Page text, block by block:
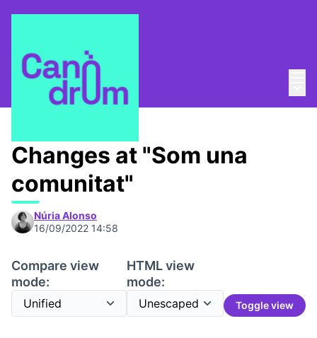
Espais segurs Decàleg i tasques
Changes at "Som una
comunitat"
Núria Alonso
16/09/2022 14:58
Compare view
mode:
HTML view
mode:
Toggle view